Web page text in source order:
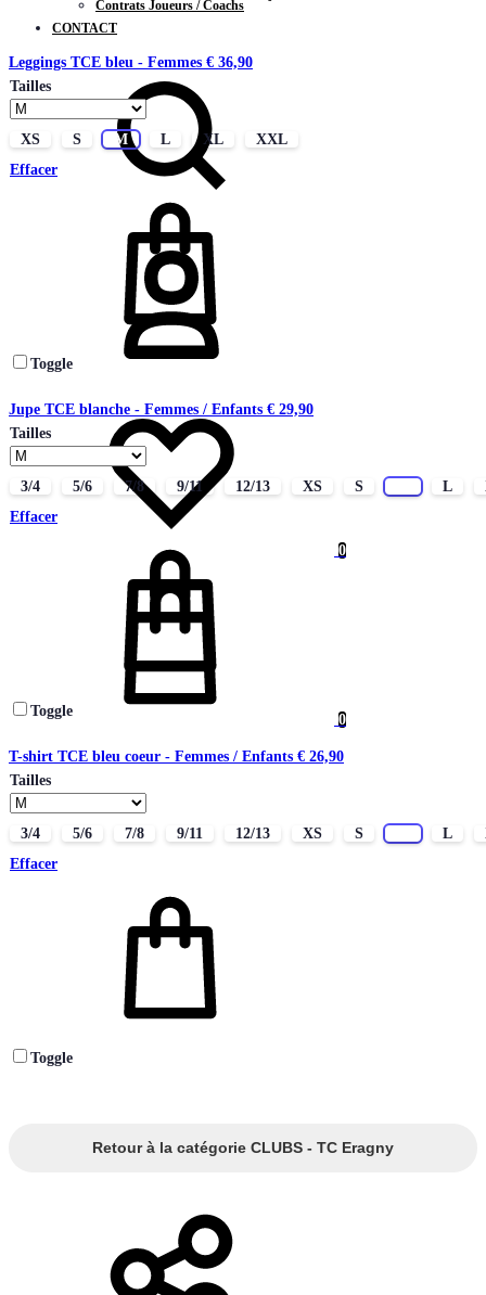
Contrats Joueurs / Coachs
CONTACT
0
0
Leggings TCE bleu - Femmes € 36,90
Tailles
XS S M L XL
XXL
Effacer
Toggle
Jupe TCE blanche - Femmes / Enfants € 29,90
Tailles
3/4 5/6 7/8 9/11 12/13 XS S L
Effacer
Toggle
T-shirt TCE bleu coeur - Femmes / Enfants € 26,90
Tailles
3/4 5/6 7/8 9/11 12/13 XS S L
Effacer
Toggle
Retour à la catégorie CLUBS - TC Eragny